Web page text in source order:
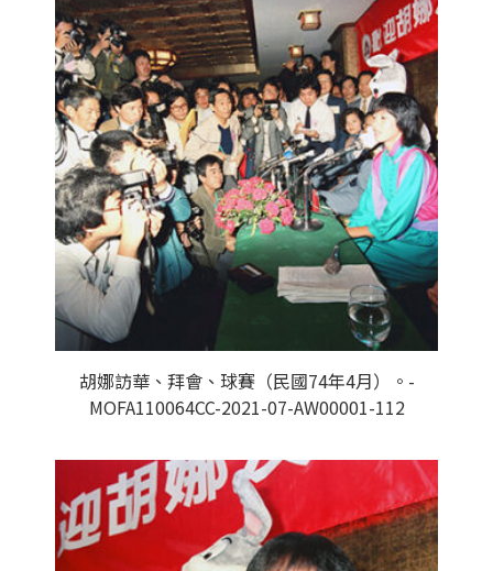
胡娜訪華、拜會、球賽（民國74年4月）。-
MOFA110064CC-2021-07-AW00001-112